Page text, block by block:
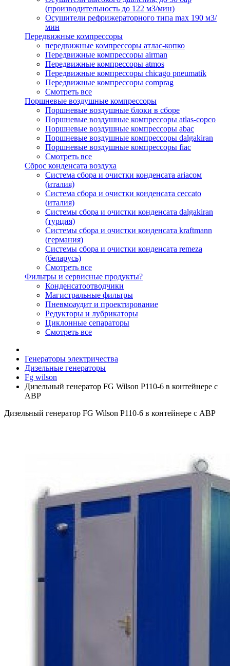
(производительность до 122 м3/мин)
Осушители рефрижераторного типа max 190 м3/
мин
Передвижные компрессоры
передвижные компрессоры атлас-копко
Передвижные компрессоры airman
Передвижные компрессоры atmos
Передвижные компрессоры chicago pneumatik
Передвижные компрессоры comprag
Смотреть все
Поршневые воздушные компрессоры
Поршневые воздушные блоки в сборе
Поршневые воздушные компрессоры atlas-copco
Поршневые воздушные компрессоры abac
Поршневые воздушные компрессоры dalgakiran
Поршневые воздушные компрессоры fiac
Смотреть все
Сброс конденсата воздуха
Система сбора и очистки конденсата ariacом
(италия)
Система сбора и очистки конденсата ceccato
(италия)
Системы сбора и очистки конденсата dalgakiran
(турция)
Системы сбора и очистки конденсата kraftmann
(германия)
Системы сбора и очистки конденсата remeza
(беларусь)
Смотреть все
Фильтры и сервисные продукты?
Конденсатоотводчики
Магистральные фильтры
Пневмоаудит и проектирование
Редукторы и лубрикаторы
Циклонные сепараторы
Смотреть все
Генераторы электричества
Дизельные генераторы
Fg wilson
Дизельный генератор FG Wilson P110-6 в контейнере с
АВР
Дизельный генератор FG Wilson P110-6 в контейнере с АВР